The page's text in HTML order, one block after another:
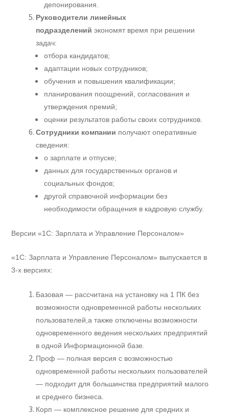
депонирования.
Руководители линейных
подразделений экономят время при решении
задач:
отбора кандидатов;
адаптации новых сотрудников;
обучения и повышения квалификации;
планирования поощрений, согласования и
утверждения премий;
оценки результатов работы своих сотрудников.
Сотрудники компании получают оперативные
сведения:
о зарплате и отпуске;
данных для государственных органов и
социальных фондов;
другой справочной информации без
необходимости обращения в кадровую службу.
Версии «1С: Зарплата и Управление Персоналом»
«1С: Зарплата и Управление Персоналом» выпускается в
3-х версиях:
Базовая — рассчитана на установку на 1 ПК без
возможности одновременной работы нескольких
пользователей,а также отключены возможности
одновременного ведения нескольких предприятий
в одной Информационной базе.
Проф — полная версия с возможностью
одновременной работы нескольких пользователей
— подходит для большинства предприятий малого
и среднего бизнеса.
Корп — комплексное решение для средних и